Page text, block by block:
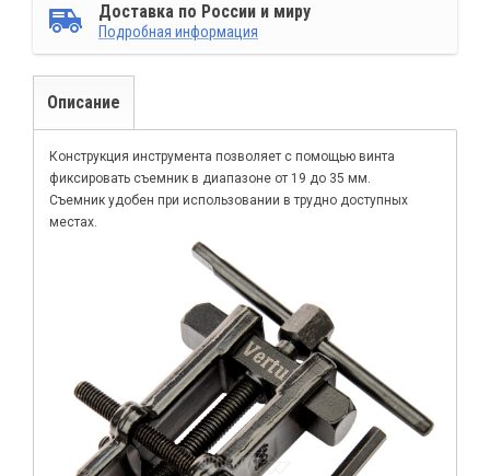
Доставка по России и миру
Подробная информация
Описание
Конструкция инструмента позволяет с помощью винта
фиксировать съемник в диапазоне от 19 до 35 мм.
Съемник удобен при использовании в трудно доступных
местах.